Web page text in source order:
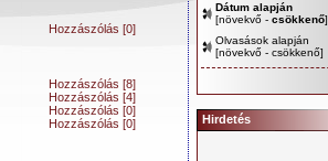
Hozzászólás [0]
Hozzászólás [8]
Hozzászólás [4]
Hozzászólás [0]
Hozzászólás [0]
Dátum alapján
[növekvő - csökkenő]
Olvasások alapján
[növekvő - csökkenő]
Hirdetés